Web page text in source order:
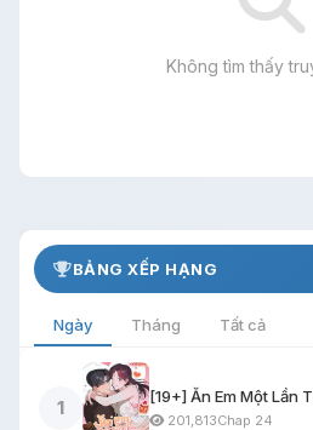
Không tìm thấy
BẢNG XẾP HẠNG
Ngày Tháng Tất cả
1
[19+] Ăn Em Một Lần
201,813Chap 24